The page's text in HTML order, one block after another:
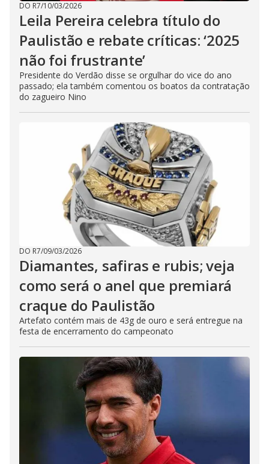
DO R7/10/03/2026
Leila Pereira celebra título do
Paulistão e rebate críticas: ‘2025
não foi frustrante’
Presidente do Verdão disse se orgulhar do vice do ano
passado; ela também comentou os boatos da contratação
do zagueiro Nino
DO R7/09/03/2026
Diamantes, safiras e rubis; veja
como será o anel que premiará
craque do Paulistão
Artefato contém mais de 43g de ouro e será entregue na
festa de encerramento do campeonato